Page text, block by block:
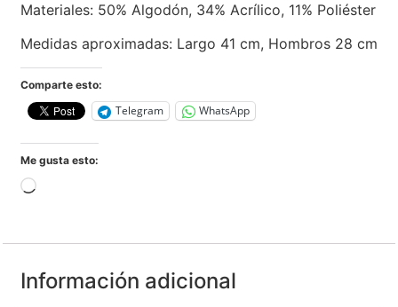
Materiales: 50% Algodón, 34% Acrílico, 11% Poliéster
Medidas aproximadas: Largo 41 cm, Hombros 28 cm
Comparte esto:
Telegram WhatsApp
Me gusta esto:
Información adicional